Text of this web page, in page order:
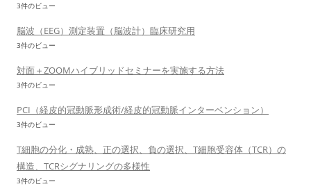
3件のビュー
脳波（EEG）測定装置（脳波計）臨床研究用
3件のビュー
対面＋ZOOMハイブリッドセミナーを実施する方法
3件のビュー
PCI（経皮的冠動脈形成術/経皮的冠動脈インターベンション）
3件のビュー
T細胞の分化・成熟、正の選択、負の選択、T細胞受容体（TCR）の
構造、TCRシグナリングの多様性
3件のビュー